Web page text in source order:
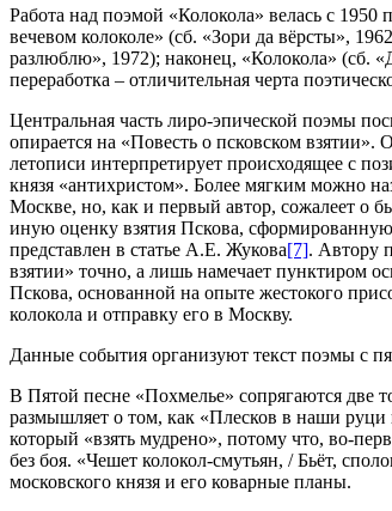
Работа над поэмой «Колокола» велась с
вечевом колоколе» (сб. «Зори да вёрсты»,
разлюблю», 1972); наконец, «Колокола» (сб.
переработка – отличительная черта
Центральная часть лиро-эпической поэмы
опирается на «Повесть о псковском взятии».
летописи интерпретирует происходящее с
князя «антихристом». Более мягким можно
Москве, но, как и первый автор, сожалеет о
иную оценку взятия Пскова,
представлен в статье А.Е. Жукова[7]. Автору
взятии» точно, а лишь намечает пунктиром
Пскова, основанной на опыте жестокого
колокола и отправку его в Москву.
Данные события организуют текст поэмы с
В Пятой песне «Похмелье» сопрягаются две
размышляет о том, как «Плесков в наши
который «взять мудрено», потому что, во-
без боя. «Чешет колокол-смутьян, / Бьёт,
московского князя и его коварные планы.